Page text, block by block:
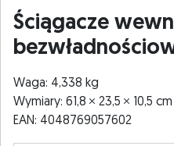
Ściągacze
Waga: 4,338 kg
Wymiary: 61,8
23,5
10,5 cm
EAN: 4048769057602